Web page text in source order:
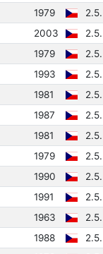
1979
2003
1979
1993
1981
1987
1981
1979
1990
1991
1963
1988